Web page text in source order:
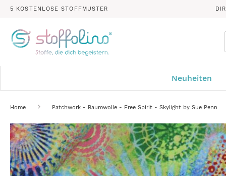
5 KOSTENLOSE STOFFMUSTER
Neuheiten
Home Patchwork - Baumwolle - Free Spirit - Skylight by Sue Penn
Zum
Ende
der
Bildergalerie
springen